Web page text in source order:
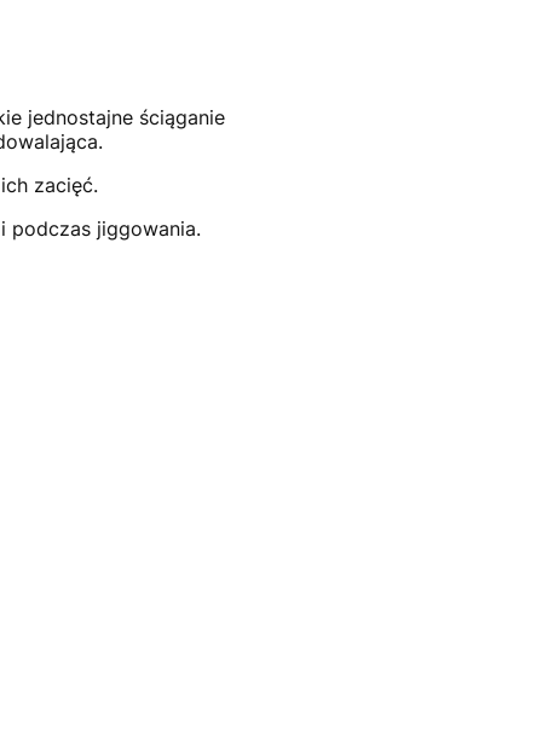
jednostajne ściąganie
zacięć.
podczas jiggowania.